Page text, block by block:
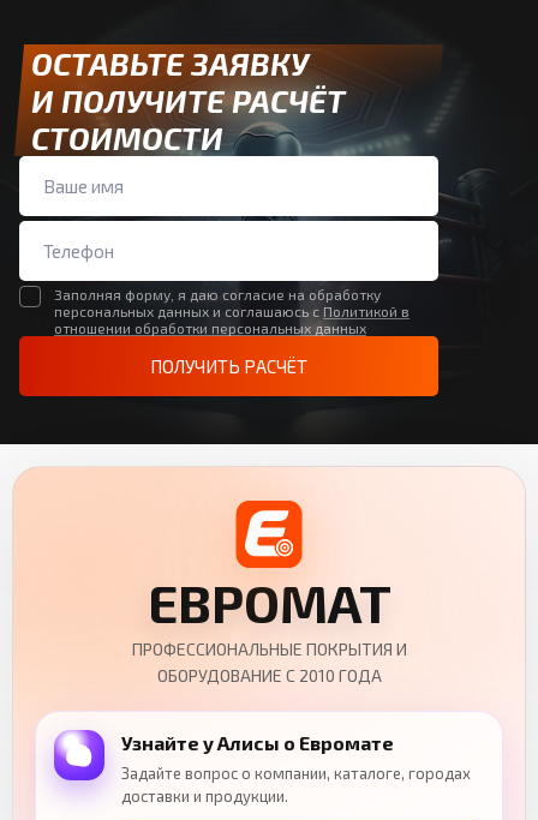
ОСТАВЬТЕ ЗАЯВКУ
И ПОЛУЧИТЕ РАСЧЁТ
СТОИМОСТИ
Заполняя форму, я даю согласие на обработку
персональных данных и соглашаюсь с Политикой в
отношении обработки персональных данных
ПОЛУЧИТЬ РАСЧЁТ
ЕВРОМАТ
ПРОФЕССИОНАЛЬНЫЕ ПОКРЫТИЯ И
ОБОРУДОВАНИЕ С 2010 ГОДА
Узнайте у Алисы о Евромате
Задайте вопрос о компании, каталоге, городах
доставки и продукции.